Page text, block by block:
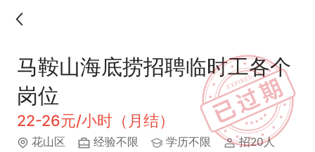
马鞍山海底捞招聘临时工各个
岗位
22-26元/小时（月结）
花山区 经验不限 学历不限 招20人